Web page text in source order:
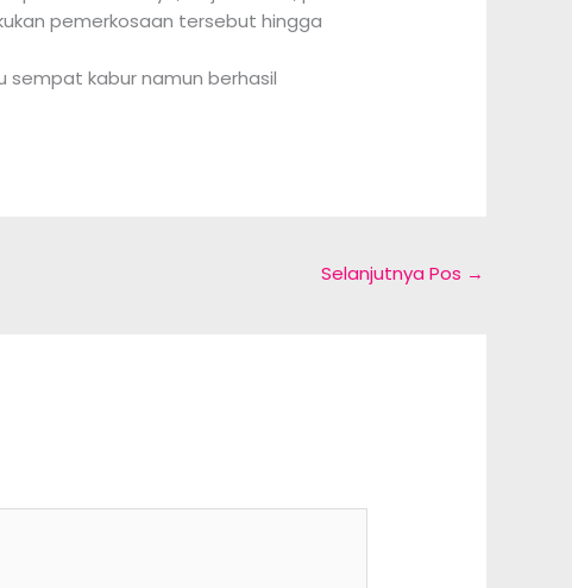
pemerkosaan tersebut hingga
sempat kabur namun berhasil
Selanjutnya Pos →